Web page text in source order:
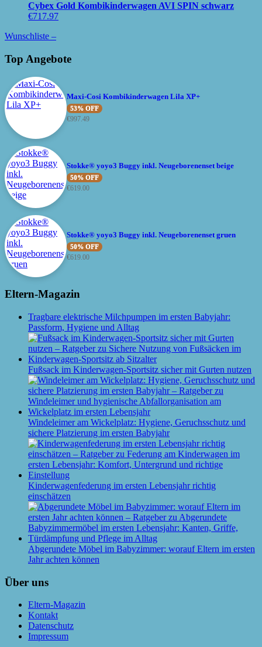
Cybex Gold Kombikinderwagen AVI SPIN schwarz
€717.97
Wunschliste –
Top Angebote
Maxi-Cosi Kombikinderwagen Lila XP+
53% OFF
€997.49
Stokke® yoyo3 Buggy inkl. Neugeborenenset beige
50% OFF
€619.00
Stokke® yoyo3 Buggy inkl. Neugeborenenset gruen
50% OFF
€619.00
Eltern-Magazin
Tragbare elektrische Milchpumpen im ersten Babyjahr:
Passform, Hygiene und Alltag
Fußsack im Kinderwagen-Sportsitz sicher mit Gurten nutzen
Windeleimer am Wickelplatz: Hygiene, Geruchsschutz und
sichere Platzierung im ersten Babyjahr
Kinderwagenfederung im ersten Lebensjahr richtig
einschätzen
Abgerundete Möbel im Babyzimmer: worauf Eltern im ersten
Jahr achten können
Über uns
Eltern-Magazin
Kontakt
Datenschutz
Impressum